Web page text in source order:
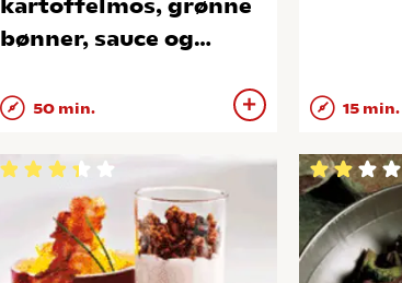
kartoffelmos, grønne
bønner, sauce og
50 min. 15 min.